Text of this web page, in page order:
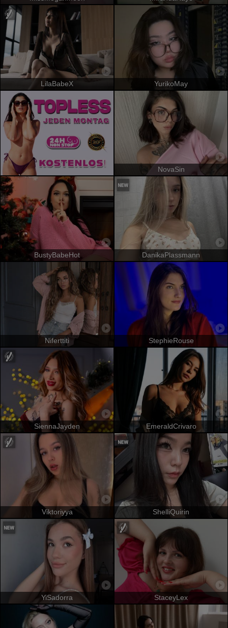
LilaBabeX YurikoMay
NovaSin
BustyBabeHot DanikaPlassmann
Niferttiti StephieRouse
SiennaJayden EmeraldCrivaro
Viktoriyya ShelliQuirin
YiSadorra StaceyLex